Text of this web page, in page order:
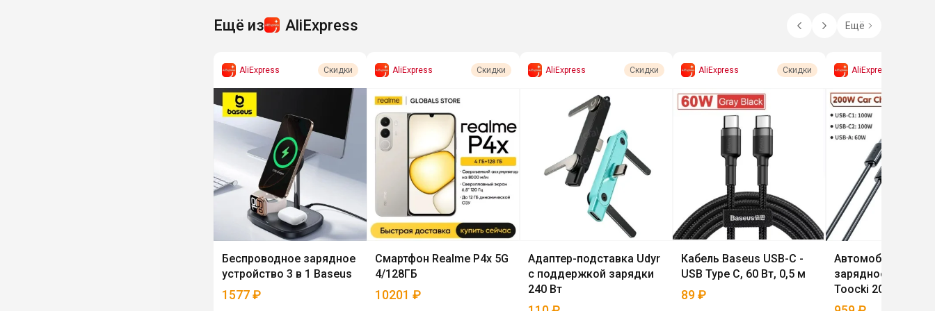
Ещё из AliExpress Ещё
AliExpress Скидки
Беспроводное зарядное
устройство 3 в 1 Baseus
1577₽
AliExpress Скидки
Смартфон Realme P4x 5G
4/128ГБ
10201 ₽
AliExpress Скидки
Адаптер-подставка Udyr
с поддержкой зарядки
240 Вт
AliExpress Скидки
Кабель Baseus USB-C -
USB Type С, 60 Вт, 0,5 м
89₽
AliExpress
Автомобильное
зарядное
Toocki 200 Вт